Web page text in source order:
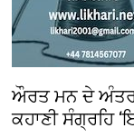
ਔਰਤ ਮਨ ਦੇ ਅੰਤਰ
ਕਹਾਣੀ ਸੰਗ੍ਰਹਿ